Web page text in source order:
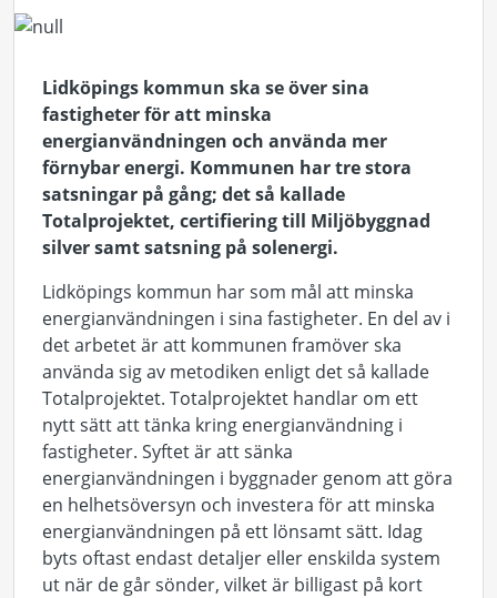
Lidköpings kommun ska se över sina
fastigheter för att minska
energianvändningen och använda mer
förnybar energi. Kommunen har tre stora
satsningar på gång; det så kallade
Totalprojektet, certifiering till Miljöbyggnad
silver samt satsning på solenergi.
Lidköpings kommun har som mål att minska
energianvändningen i sina fastigheter. En del av i
det arbetet är att kommunen framöver ska
använda sig av metodiken enligt det så kallade
Totalprojektet. Totalprojektet handlar om ett
nytt sätt att tänka kring energianvändning i
fastigheter. Syftet är att sänka
energianvändningen i byggnader genom att göra
en helhetsöversyn och investera för att minska
energianvändningen på ett lönsamt sätt. Idag
byts oftast endast detaljer eller enskilda system
ut när de går sönder, vilket är billigast på kort